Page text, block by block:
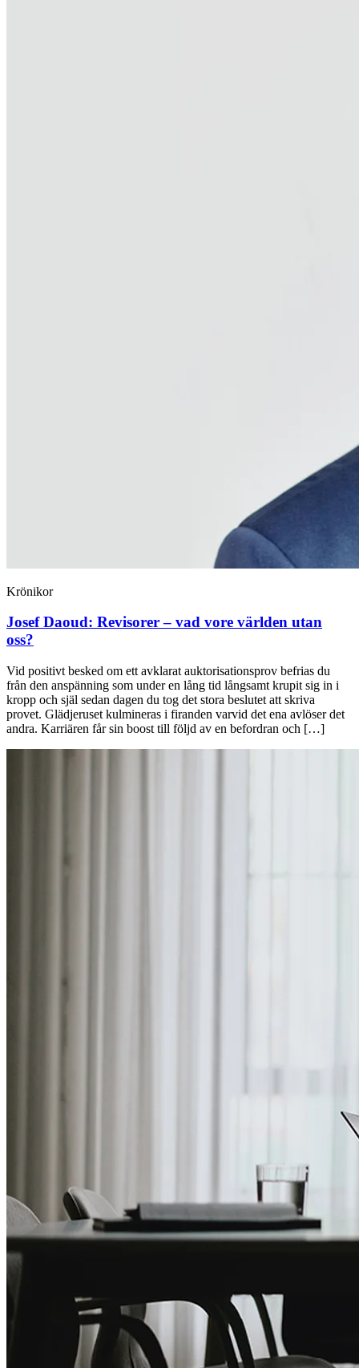
Krönikor
Josef Daoud: Revisorer – vad vore världen utan
oss?
Vid positivt besked om ett avklarat auktorisationsprov befrias du
från den anspänning som under en lång tid långsamt krupit sig in i
kropp och själ sedan dagen du tog det stora beslutet att skriva
provet. Glädjeruset kulmineras i firanden varvid det ena avlöser det
andra. Karriären får sin boost till följd av en befordran och […]